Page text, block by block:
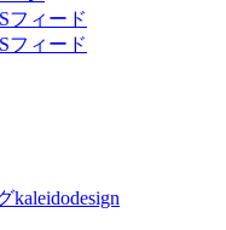
kaleidodesign